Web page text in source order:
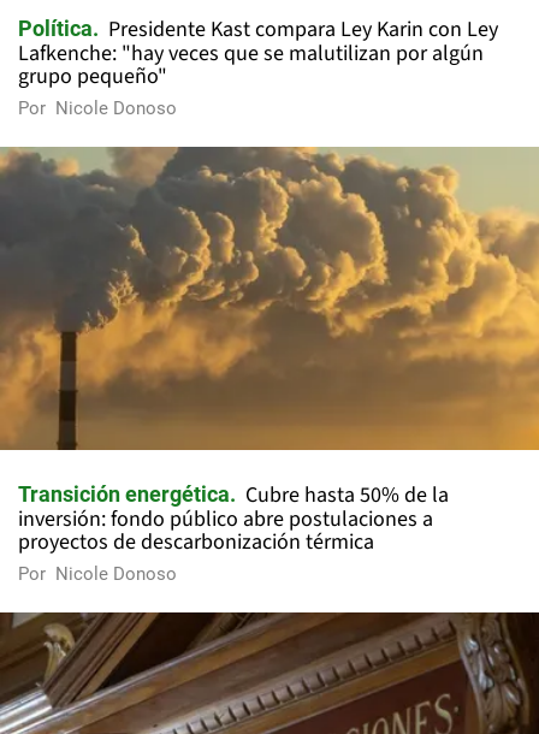
Política
Presidente Kast compara Ley Karin con Ley
Lafkenche: "hay veces que se malutilizan por algún
grupo pequeño"
Por Nicole Donoso
Transición energética
Cubre hasta 50% de la
inversión: fondo público abre postulaciones a
proyectos de descarbonización térmica
Por Nicole Donoso